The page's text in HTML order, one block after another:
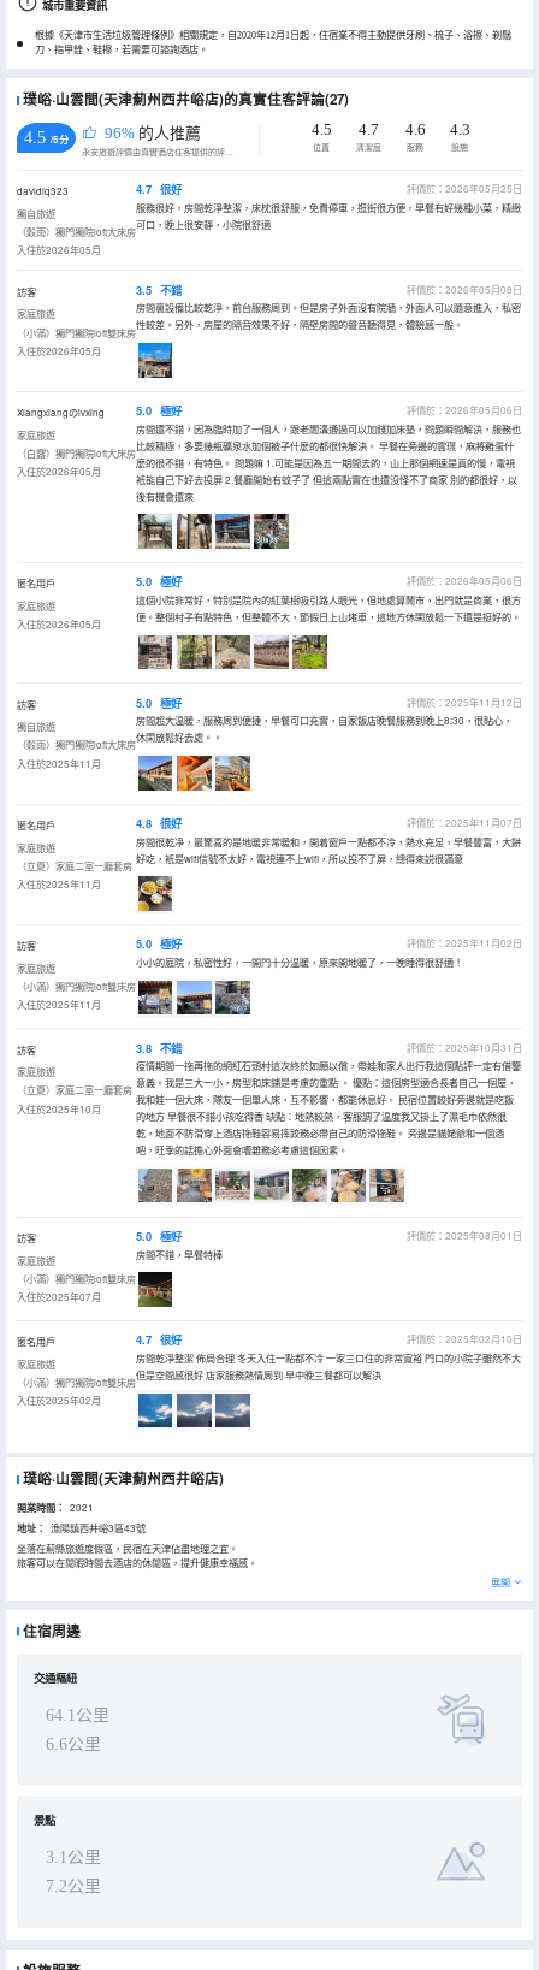
城市重要資訊
根據《天津市生活垃圾管理條例》相關規定，自2020年12月1日起，住宿業不得主動提供牙刷、梳子、浴擦、剃鬚
刀、指甲銼、鞋擦，若需要可諮詢酒店。
璞峪·山雲間(天津薊州西井峪店)的真實住客評論(27)
4.5 /5分 96% 的人推薦
永安旅遊評價由真實酒店住客提供的評價。
4.5
位置
4.7
清潔度
4.6
服務
4.3
設施
davidlq323
獨自旅遊
（穀雨）獨門獨院loft大床房
入住於2026年05月
4.7 很好
評價於：2026年05月25日
服務很好，房間乾淨整潔，床枕很舒服，免費停車，逛街很方便，早餐有好幾種小菜，精緻
可口，晚上很安靜，小院很舒適
訪客
家庭旅遊
（小滿）獨門獨院loft雙床房
入住於2026年05月
3.5 不錯
評價於：2026年05月08日
房間裏設備比較乾淨，前台服務周到。但是房子外面沒有院牆，外面人可以隨意進入，私密
性較差。另外，房屋的隔音效果不好，隔壁房間的聲音聽得見，體驗感一般。
Xiangxiangのlvxing
家庭旅遊
（白露）獨門獨院loft大床房
入住於2026年05月
5.0 極好
評價於：2026年05月06日
房間還不錯，因為臨時加了一個人，跟老闆溝通過可以加錢加床墊，問題瞬間解決，服務也
比較積極，多要幾瓶礦泉水加個被子什麼的都很快解決。 早餐在旁邊的雲璟，麻將雞蛋什
麼的很不錯，有特色。 問題嘛 1.可能是因為五一期間去的，山上那個網速是真的慢，電視
衹能自己下好去投屏 2.餐廳開始有蚊子了 但這兩點實在也還沒怪不了商家 別的都很好，以
後有機會還來
匿名用戶
家庭旅遊
入住於2026年05月
5.0 極好
評價於：2026年05月06日
這個小院非常好，特別是院內的紅葉樹吸引路人眼光，但地處算鬧市，出門就是商業，很方
便。整個村子有點特色，但整體不大，節假日上山堵車，這地方休閑放鬆一下還是挺好的。
訪客
獨自旅遊
（穀雨）獨門獨院loft大床房
入住於2025年11月
5.0 極好
評價於：2025年11月12日
房間超大温暖，服務周到便捷，早餐可口充實，自家飯店晚餐服務到晚上8:30，很貼心，
休閑放鬆好去處。。
匿名用戶
家庭旅遊
（立夏）家庭二室一廳套房
入住於2025年11月
4.8 很好
評價於：2025年11月07日
房間很乾凈，最驚喜的是地暖非常暖和，開着窗戶一點都不冷，熱水充足，早餐豐富，大餅
好吃，衹是wifi信號不太好，電視連不上wifi，所以投不了屏，總得來説很滿意
訪客
家庭旅遊
（小滿）獨門獨院loft雙床房
入住於2025年11月
5.0 極好
評價於：2025年11月02日
小小的庭院，私密性好，一開門十分温暖，原來開地暖了，一晚睡得很舒適！
訪客
家庭旅遊
（立夏）家庭二室一廳套房
入住於2025年10月
3.8 不錯
評價於：2025年10月31日
疫情期間一拖再拖的網紅石頭村這次終於如願以償，帶娃和家人出行我這個點評一定有借鑒
意義。我是三大一小，房型和床鋪是考慮的重點 。 優點：這個房型適合長者自己一個屋，
我和娃一個大床，隊友一個單人床，互不影響，都能休息好。 民宿位置較好旁邊就是吃飯
的地方 早餐很不錯小孩吃得香 缺點：地熱較熱，客服調了温度我又掛上了濕毛巾依然很
乾，地面不防滑穿上酒店拖鞋容易摔跤務必帶自己的防滑拖鞋。 旁邊是貓姥爺和一個酒
吧，旺季的話擔心外面會嘈雜務必考慮這個因素。
訪客
家庭旅遊
（小滿）獨門獨院loft雙床房
入住於2025年07月
5.0 極好
評價於：2025年08月01日
房間不錯，早餐特棒
匿名用戶
家庭旅遊
（小滿）獨門獨院loft雙床房
入住於2025年02月
4.7 很好
評價於：2025年02月10日
房間乾淨整潔 佈局合理 冬天入住一點都不冷 一家三口住的非常寬裕 門口的小院子雖然不大
但是空間感很好 店家服務熱情周到 早中晚三餐都可以解決
璞峪·山雲間(天津薊州西井峪店)
開業時間： 2021
地址：
漁陽鎮西井峪3區43號
坐落在薊縣旅遊度假區，民宿在天津佔盡地理之宜。
旅客可以在閒暇時間去酒店的休閒區，提升健康幸福感。
展開
住宿周邊
交通樞紐
64.1公里
6.6公里
景點
3.1公里
7.2公里